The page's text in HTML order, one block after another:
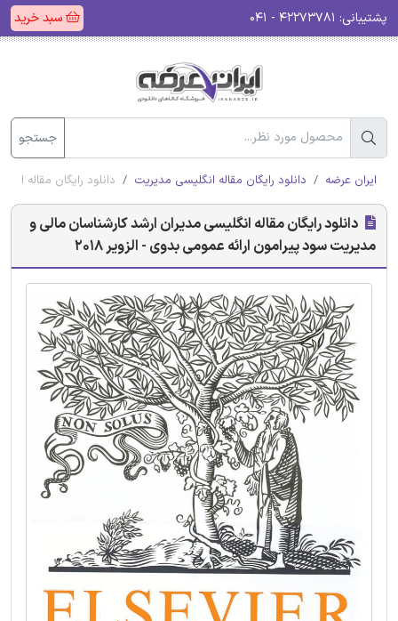
پشتیبانی: سبد خرید
جستجو
ایران عرضه دانلود رایگان مقاله انگلیسی مدیریت دانلود رایگان مقاله
دانلود رایگان مقاله انگلیسی مدیران ارشد کارشناسان مالی و
مدیریت سود پیرامون ارائه عمومی بدوی - الزویر 2018